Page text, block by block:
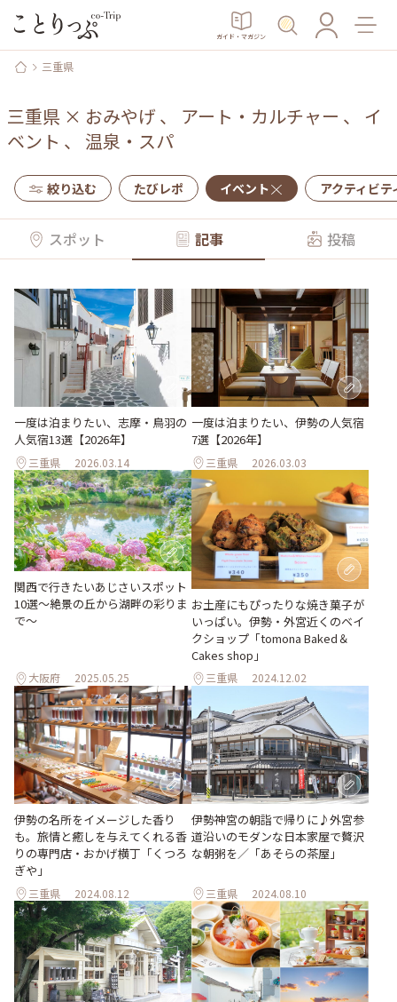
ガイド・マガジン
三重県
三重県 × おみやげ 、 アート・カルチャー 、 イ
ベント 、 温泉・スパ
絞り込む たびレポ イベント アクティビテ
スポット 記事 投稿
一度は泊まりたい、志摩・鳥羽の
人気宿13選【2026年】
三重県 2026.03.14
一度は泊まりたい、伊勢の人気宿
7選【2026年】
三重県 2026.03.03
関西で行きたいあじさいスポット
10選〜絶景の丘から湖畔の彩りま
で〜
大阪府 2025.05.25
お土産にもぴったりな焼き菓子が
いっぱい。伊勢・外宮近くのベイ
クショップ「tomona Baked＆
Cakes shop」
三重県 2024.12.02
伊勢の名所をイメージした香り
も。旅情と癒しを与えてくれる香
りの専門店・おかげ横丁「くつろ
ぎや」
三重県 2024.08.12
伊勢神宮の朝詣で帰りに♪外宮参
道沿いのモダンな日本家屋で贅沢
な朝粥を／「あそらの茶屋」
三重県 2024.08.10